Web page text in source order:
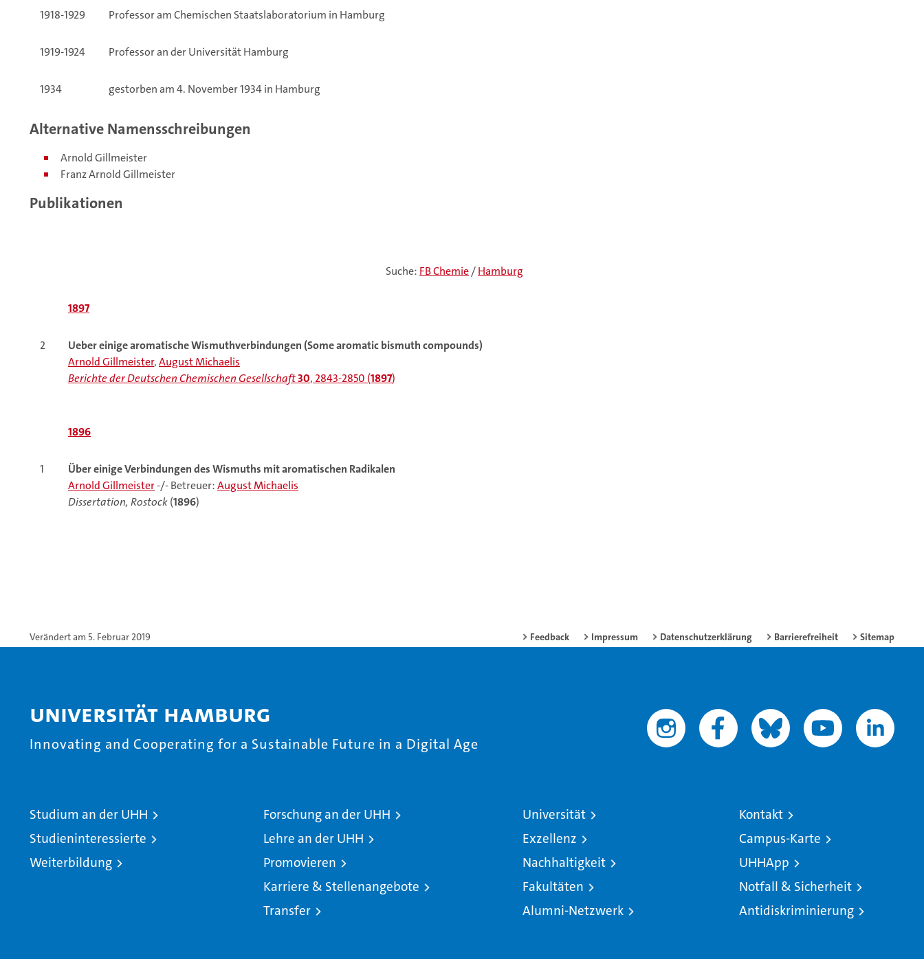
1918-1929 Professor am Chemischen Staatslaboratorium in Hamburg
1919-1924 Professor an der Universität Hamburg
1934 gestorben am 4. November 1934 in Hamburg
Alternative Namensschreibungen
Arnold Gillmeister
Franz Arnold Gillmeister
Publikationen
Suche: FB Chemie/Hamburg
1897
2 Uebereinige aromatische Wismuthverbindungen (Some aromatic bismuth compounds)
Arnold Gillmeister,August Michaelis
Berichte der Deutschen Chemischen Gesellschaft30, 2843-2850 (1897)
1896
1 Übereinige Verbindungen des Wismuths mit aromatischen Radikalen
Arnold Gillmeister-/- Betreuer:August Michaelis
Dissertation, Rostock(1896)
Verändert am 5. Februar 2019 Feedback Impressum Datenschutzerklärung Barrierefreiheit Sitemap
Universität Hamburg
Innovating and Cooperating for a Sustainable Future in a Digital Age
Studium an der UHH
Studieninteressierte
Weiterbildung
Forschung an der UHH
Lehre an der UHH
Promovieren
Karriere & Stellenangebote
Transfer
Universität
Exzellenz
Nachhaltigkeit
Fakultäten
Alumni-Netzwerk
Kontakt
Campus-Karte
UHHApp
Notfall & Sicherheit
Antidiskriminierung